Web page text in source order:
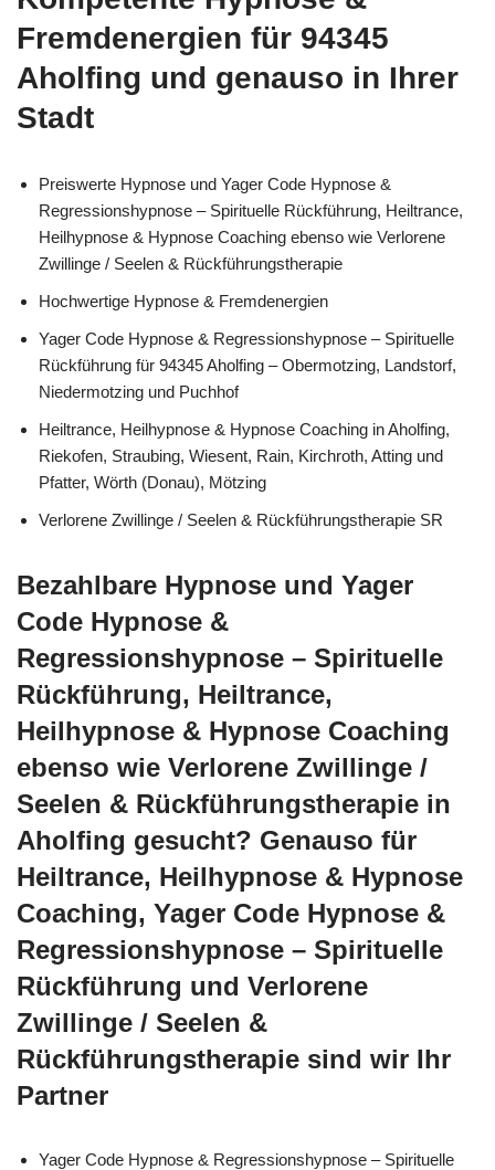
Fremdenergien für 94345
Aholfing und genauso in Ihrer
Stadt
Preiswerte Hypnose und Yager Code Hypnose &
Regressionshypnose – Spirituelle Rückführung, Heiltrance,
Heilhypnose & Hypnose Coaching ebenso wie Verlorene
Zwillinge / Seelen & Rückführungstherapie
Hochwertige Hypnose & Fremdenergien
Yager Code Hypnose & Regressionshypnose – Spirituelle
Rückführung für 94345 Aholfing – Obermotzing, Landstorf,
Niedermotzing und Puchhof
Heiltrance, Heilhypnose & Hypnose Coaching in Aholfing,
Riekofen, Straubing, Wiesent, Rain, Kirchroth, Atting und
Pfatter, Wörth (Donau), Mötzing
Verlorene Zwillinge / Seelen & Rückführungstherapie SR
Bezahlbare Hypnose und Yager
Code Hypnose &
Regressionshypnose – Spirituelle
Rückführung, Heiltrance,
Heilhypnose & Hypnose Coaching
ebenso wie Verlorene Zwillinge /
Seelen & Rückführungstherapie in
Aholfing gesucht? Genauso für
Heiltrance, Heilhypnose & Hypnose
Coaching, Yager Code Hypnose &
Regressionshypnose – Spirituelle
Rückführung und Verlorene
Zwillinge / Seelen &
Rückführungstherapie sind wir Ihr
Partner
Yager Code Hypnose & Regressionshypnose – Spirituelle